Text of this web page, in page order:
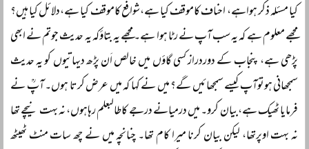
کیا مسئلہ ذکر ہواہے، احناف کاموقف کیا ہے،شوافع کاموقف کیا ہے،دلائل کیا ہیں؟
مجھے معلوم ہے کہ یہ سب آپ نے رٹا ہوا ہے۔ مجھے یہ بتاؤکہ یہ حدیث جوتم نے ابھی
پڑھی ہے، پنجاب کے دوردراز کسی گاؤں میں خالص اَن پڑھ دیہاتیوں کو یہ حدیث
سمجھانی ہوتوآپ کیسے سمجھائیں گے؟ میں نے کہا کہ میں عرض کرتا ہوں۔ آپؒ نے
فرمایا ٹھیک ہے،بیان کرو۔ میں درمیانے درجے کاطالبعلم رہاہوں، نہ بہت نیچے تھا
نہ بہت اوپرتھا، لیکن بیان کرنا میرا کام تھا۔ چنانچہ میں نے چھ سات منٹ ٹھیٹھ